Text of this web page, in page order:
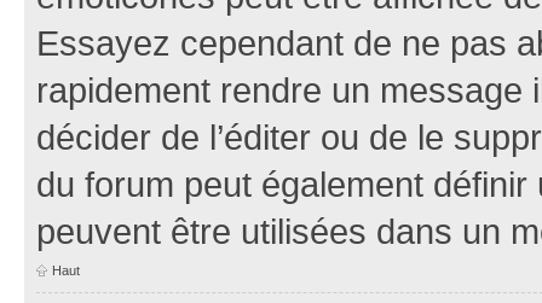
Essayez cependant de ne pas
rapidement rendre un message
décider de l’éditer ou de le
du forum peut également définir
peuvent être utilisées dans un
Haut